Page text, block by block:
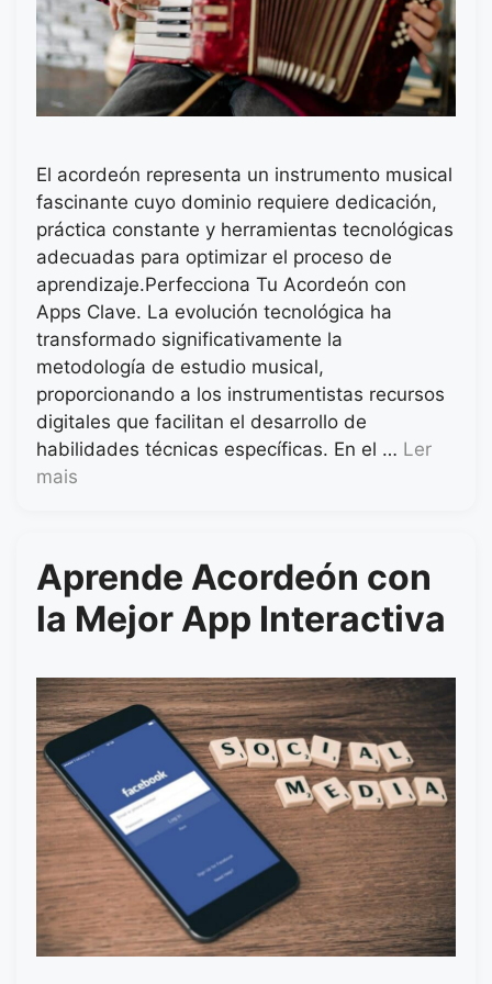
El acordeón representa un instrumento musical
fascinante cuyo dominio requiere dedicación,
práctica constante y herramientas tecnológicas
adecuadas para optimizar el proceso de
aprendizaje.Perfecciona Tu Acordeón con
Apps Clave. La evolución tecnológica ha
transformado significativamente la
metodología de estudio musical,
proporcionando a los instrumentistas recursos
digitales que facilitan el desarrollo de
habilidades técnicas específicas. En el … Ler
mais
Aprende Acordeón con
la Mejor App Interactiva